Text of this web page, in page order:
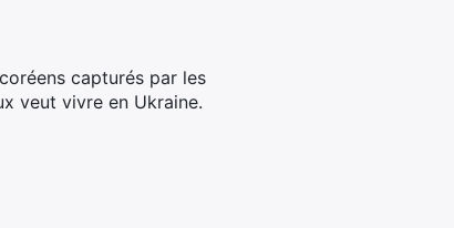
capturés par les
veut vivre en Ukraine.